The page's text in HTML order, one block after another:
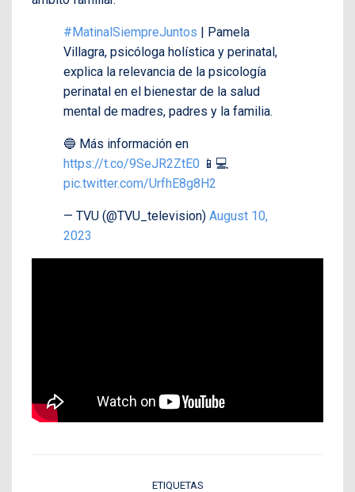
#MatinalSiempreJuntos | Pamela
Villagra, psicóloga holística y perinatal,
explica la relevancia de la psicología
perinatal en el bienestar de la salud
mental de madres, padres y la familia.
🔵 Más información en
https://t.co/9SeJR2ZtE0 📱💻
pic.twitter.com/UrfhE8g8H2
— TVU (@TVU_television) August 10,
2023
ETIQUETAS